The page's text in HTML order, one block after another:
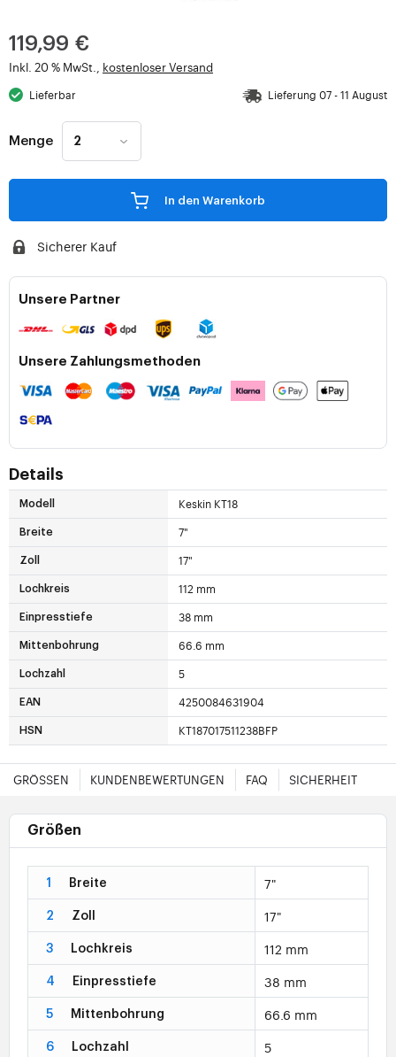
119,99 €
Inkl. 20 % MwSt., kostenloser Versand
Lieferbar Lieferung 07 - 11 August
Menge
In den Warenkorb
Sicherer Kauf
Unsere Partner
Unsere Zahlungsmethoden
Details
Modell Keskin KT18
Breite 7"
Zoll 17"
Lochkreis 112 mm
Einpresstiefe 38 mm
Mittenbohrung 66.6 mm
Lochzahl 5
EAN 4250084631904
HSN KT187017511238BFP
GRÖSSEN KUNDENBEWERTUNGEN FAQ SICHERHEIT
Größen
1 Breite 7"
2 Zoll 17"
3 Lochkreis 112 mm
4 Einpresstiefe 38 mm
5 Mittenbohrung 66.6 mm
6 Lochzahl 5